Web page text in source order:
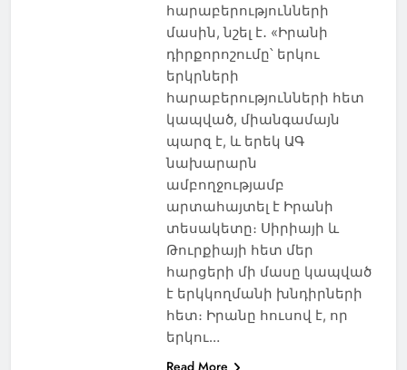
հարաբերությունների
մասին, նշել է․ «Իրանի
դիրքորոշումը՝ երկու
երկրների
հարաբերությունների հետ
կապված, միանգամայն
պարզ է, և երեկ ԱԳ
նախարարն
ամբողջությամբ
արտահայտել է Իրանի
տեսակետը։ Սիրիայի և
Թուրքիայի հետ մեր
հարցերի մի մասը կապված
է երկկողմանի խնդիրների
հետ։ Իրանը հուսով է, որ
երկու…
Read More